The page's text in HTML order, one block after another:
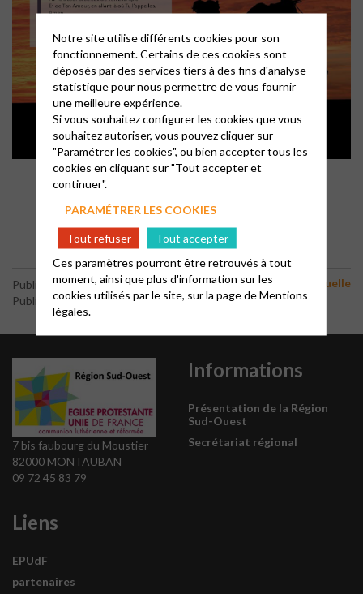
Publié le 29 décembre 2023
Publié par le webmaster
Vie spirituelle
7 bis faubourg du Moustier
82000 MONTAUBAN
09 72 45 83 79
Informations
Présentation de la Région
Sud-Ouest
Secrétariat régional
Liens
EPUdF
partenaires
Notre site utilise différents cookies pour son
fonctionnement. Certains de ces cookies sont
déposés par des services tiers à des fins d'analyse
statistique pour nous permettre de vous fournir
une meilleure expérience.
Si vous souhaitez configurer les cookies que vous
souhaitez autoriser, vous pouvez cliquer sur
"Paramétrer les cookies", ou bien accepter tous les
cookies en cliquant sur "Tout accepter et
continuer".
PARAMÉTRER LES COOKIES
Tout refuser
Tout accepter
Ces paramètres pourront être retrouvés à tout
moment, ainsi que plus d'information sur les
cookies utilisés par le site, sur la page deMentions
légales.